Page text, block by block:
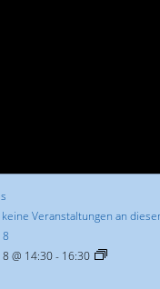
keine Veranstaltungen an
@ 14:30- 16:30